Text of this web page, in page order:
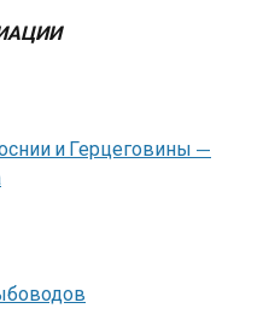
и Герцеговины —